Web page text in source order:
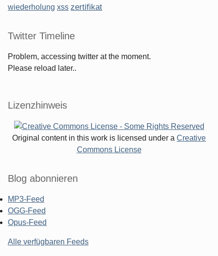
wiederholung xss zertifikat
Twitter Timeline
Problem, accessing twitter at the moment.
Please reload later..
Lizenzhinweis
Original content in this work is licensed under a Creative
Commons License
Blog abonnieren
MP3-Feed
OGG-Feed
Opus-Feed
Alle verfügbaren Feeds